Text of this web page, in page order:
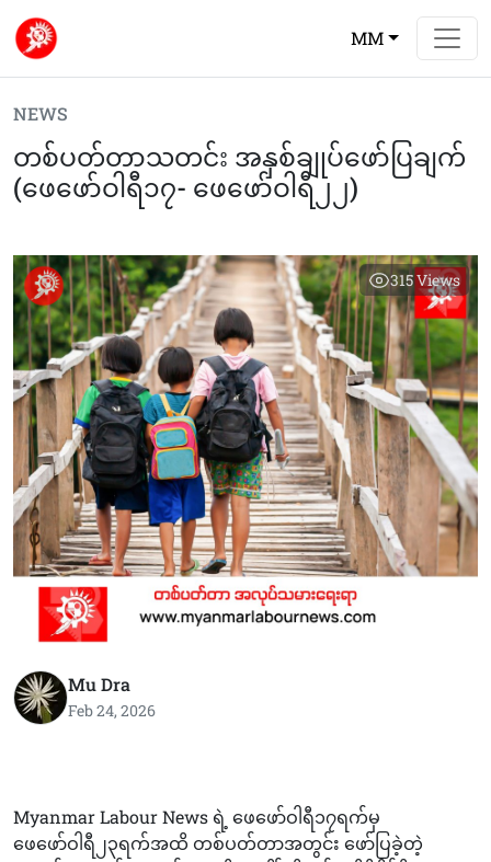
MM
NEWS
တစ်ပတ်တာသတင်း အနှစ်ချုပ်ဖော်ပြချက်
(ဖေဖော်ဝါရီ၁၇-‌‌ ဖေဖော်ဝါရီ၂၂)
315Views
Mu Dra
Feb 24, 2026
Myanmar Labour News ရဲ့ ဖေဖော်ဝါရီ၁၇ရက်မှ
ဖေဖော်ဝါရီ၂၃ရက်အထိ တစ်ပတ်တာအတွင်း ဖော်ပြခဲ့တဲ့